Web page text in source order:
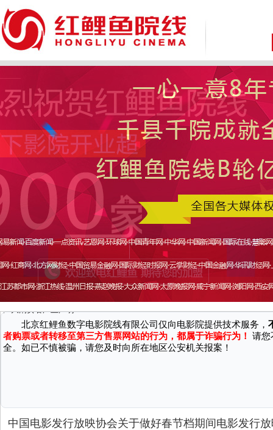
致 尊敬的广大消费者：
因近期接到国家机关反馈，有不法分子通过微信、第三方网站/软件等
广大消费者严正声明：
北京红鲤鱼数字电影院线有限公司仅向电影院提供技术服务，
者购票或者转移至第三方售票网站的行为，都属于诈骗行为！请您
全。如已不慎被骗，请您及时向所在地区公安机关报案！
中国电影发行放映协会关于做好春节档期间电影发行